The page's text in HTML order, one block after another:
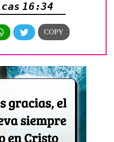
16:34